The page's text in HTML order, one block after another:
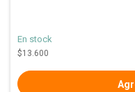
En stock
$13.600